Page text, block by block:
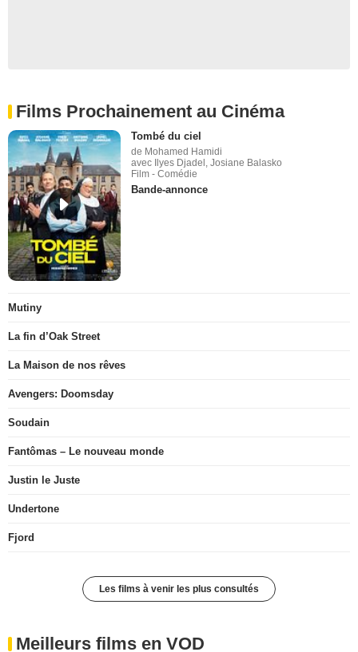
Films Prochainement au Cinéma
Tombé du ciel
de Mohamed Hamidi
avec Ilyes Djadel, Josiane Balasko
Film - Comédie
Bande-annonce
Mutiny
La fin d’Oak Street
La Maison de nos rêves
Avengers: Doomsday
Soudain
Fantômas – Le nouveau monde
Justin le Juste
Undertone
Fjord
Les films à venir les plus consultés
Meilleurs films en VOD